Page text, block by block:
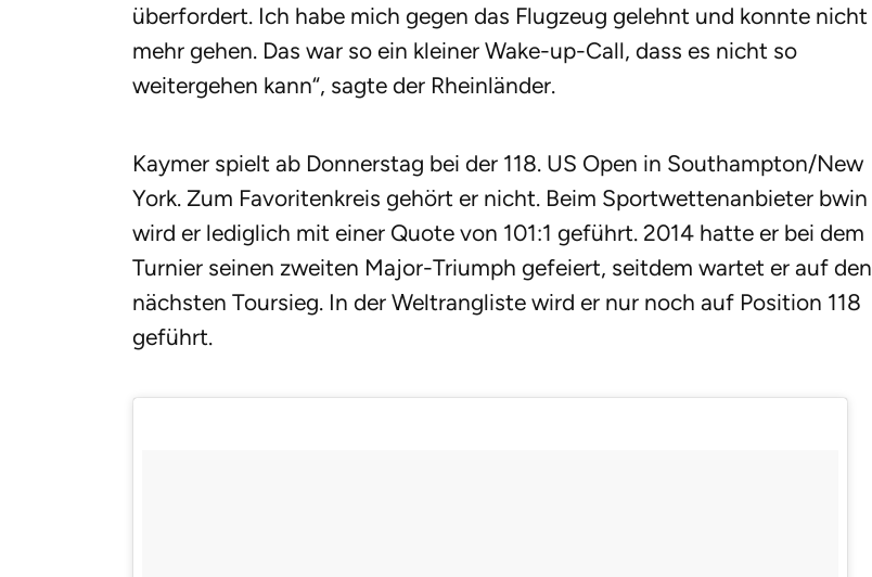
überfordert. Ich habe mich gegen das Flugzeug gelehnt und konnte nicht
mehr gehen. Das war so ein kleiner Wake-up-Call, dass es nicht so
weitergehen kann“, sagte der Rheinländer.
Kaymer spielt ab Donnerstag bei der 118. US Open in Southampton/New
York. Zum Favoritenkreis gehört er nicht. Beim Sportwettenanbieter bwin
wird er lediglich mit einer Quote von 101:1 geführt. 2014 hatte er bei dem
Turnier seinen zweiten Major-Triumph gefeiert, seitdem wartet er auf den
nächsten Toursieg. In der Weltrangliste wird er nur noch auf Position 118
geführt.